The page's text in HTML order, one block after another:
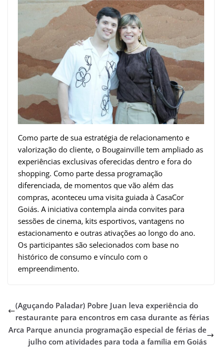
Como parte de sua estratégia de relacionamento e
valorização do cliente, o Bougainville tem ampliado as
experiências exclusivas oferecidas dentro e fora do
shopping. Como parte dessa programação
diferenciada, de momentos que vão além das
compras, aconteceu uma visita guiada à CasaCor
Goiás. A iniciativa contempla ainda convites para
sessões de cinema, kits esportivos, vantagens no
estacionamento e outras ativações ao longo do ano.
Os participantes são selecionados com base no
histórico de consumo e vínculo com o
empreendimento.
(Aguçando Paladar) Pobre Juan leva experiência do
restaurante para encontros em casa durante as férias
Arca Parque anuncia programação especial de férias de
julho com atividades para toda a família em Goiás